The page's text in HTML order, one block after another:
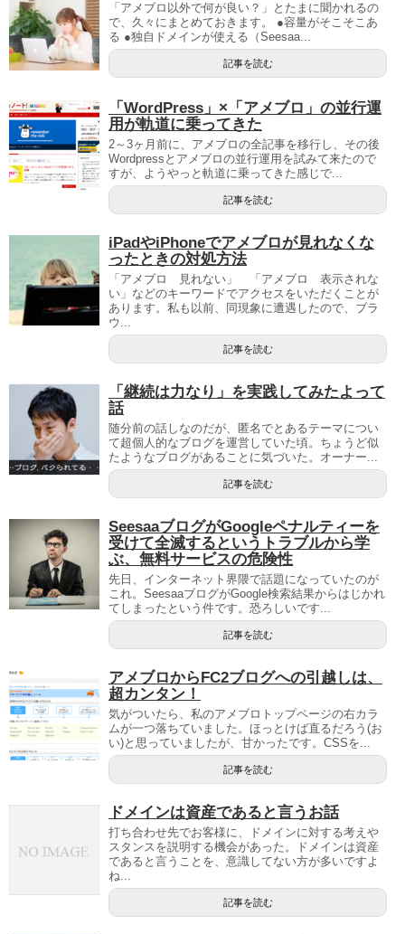
「アメブロ以外で何が良い？」とたまに聞かれるの
で、久々にまとめておきます。 ●容量がそこそこあ
る ●独自ドメインが使える（Seesaa...
記事を読む
「WordPress」×「アメブロ」の並行運
用が軌道に乗ってきた
2～3ヶ月前に、アメブロの全記事を移行し、その後
Wordpressとアメブロの並行運用を試みて来たので
すが、ようやっと軌道に乗ってきた感じで...
記事を読む
iPadやiPhoneでアメブロが見れなくな
ったときの対処方法
「アメブロ 見れない」 「アメブロ 表示されな
い」などのキーワードでアクセスをいただくことが
あります。私も以前、同現象に遭遇したので、ブラ
ウ...
記事を読む
「継続は力なり」を実践してみたよって
話
随分前の話しなのだが、匿名でとあるテーマについ
て超個人的なブログを運営していた頃。ちょうど似
たようなブログがあることに気づいた。オーナー...
記事を読む
SeesaaブログがGoogleペナルティーを
受けて全滅するというトラブルから学
ぶ、無料サービスの危険性
先日、インターネット界隈で話題になっていたのが
これ。SeesaaブログがGoogle検索結果からはじかれ
てしまったという件です。恐ろしいです...
記事を読む
アメブロからFC2ブログへの引越しは、
超カンタン！
気がついたら、私のアメブロトップページの右カラ
ムが一つ落ちていました。ほっとけば直るだろう(お
い)と思っていましたが、甘かったです。CSSを...
記事を読む
ドメインは資産であると言うお話
打ち合わせ先でお客様に、ドメインに対する考えや
スタンスを説明する機会があった。ドメインは資産
であると言うことを、意識してない方が多いですよ
ね...
記事を読む